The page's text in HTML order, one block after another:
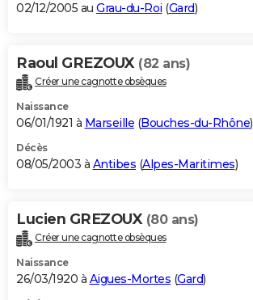
02/12/2005 au Grau-du-Roi (Gard)
Raoul GREZOUX (82 ans)
Créer une cagnotte obsèques
Naissance
06/01/1921 à Marseille (Bouches-du-Rhône)
Décès
08/05/2003 à Antibes (Alpes-Maritimes)
Lucien GREZOUX (80 ans)
Créer une cagnotte obsèques
Naissance
26/03/1920 à Aigues-Mortes (Gard)